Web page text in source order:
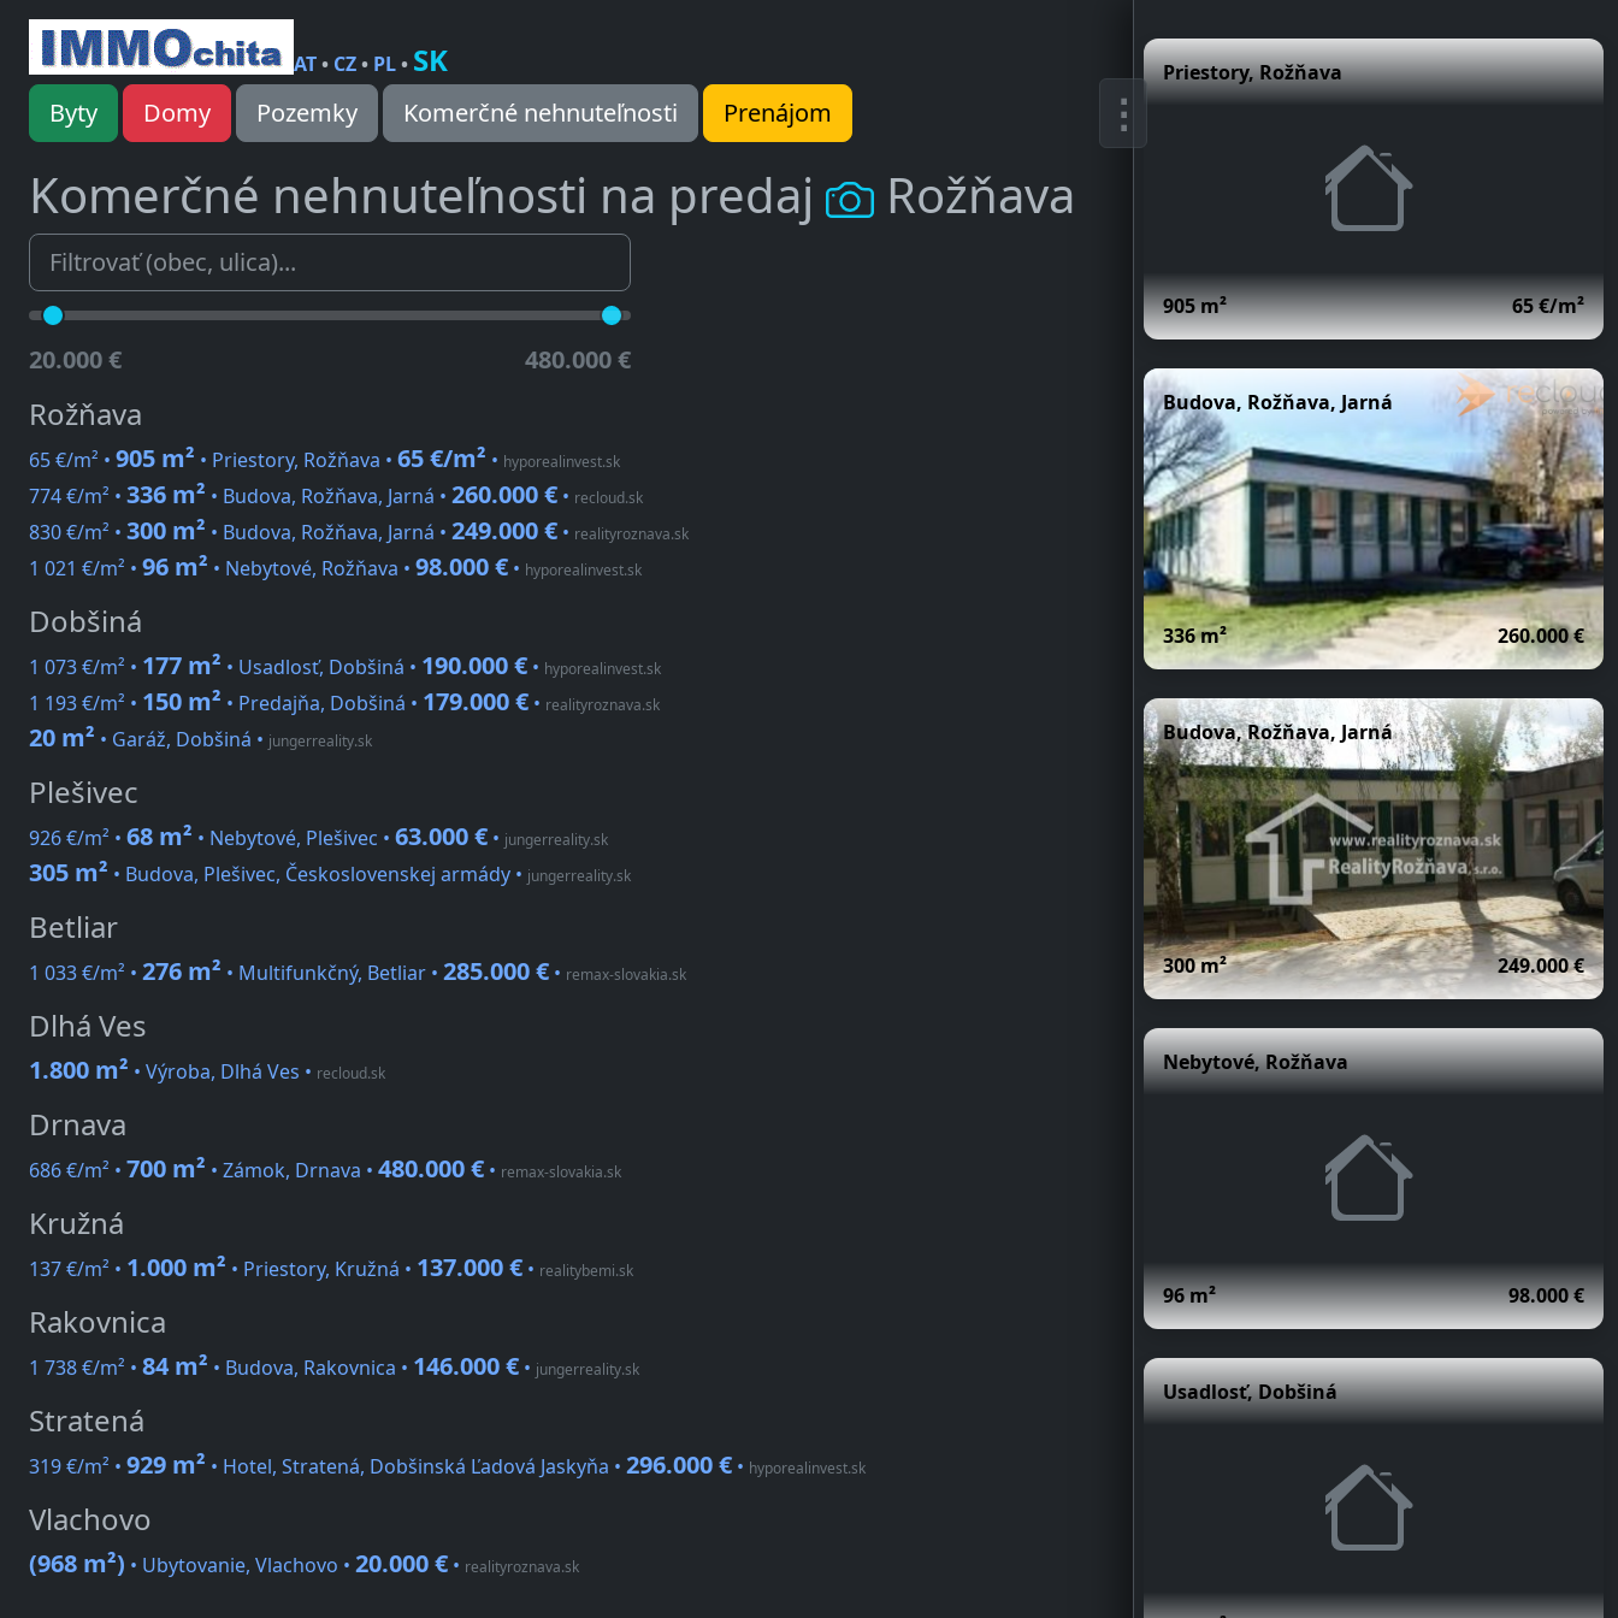
AT• CZ• PL• SK
Byty Domy Pozemky Komerčné nehnuteľnosti Prenájom
Komerčné nehnuteľnosti na predaj Rožňava
20.000 € 480.000 €
Rožňava
65 €/m² • 905 m² • Priestory, Rožňava • 65 €/m² • hyporealinvest.sk
774 €/m² • 336 m² • Budova, Rožňava, Jarná • 260.000 € • recloud.sk
830 €/m² • 300 m² • Budova, Rožňava, Jarná • 249.000 € • realityroznava.sk
1 021 €/m² • 96 m² • Nebytové, Rožňava • 98.000 € • hyporealinvest.sk
Dobšiná
1 073 €/m² • 177 m² • Usadlosť, Dobšiná • 190.000 € • hyporealinvest.sk
1 193 €/m² • 150 m² • Predajňa, Dobšiná • 179.000 € • realityroznava.sk
20 m² • Garáž, Dobšiná • jungerreality.sk
Plešivec
926 €/m² • 68 m² • Nebytové, Plešivec • 63.000 € • jungerreality.sk
305 m² • Budova, Plešivec, Československej armády • jungerreality.sk
Betliar
1 033 €/m² • 276 m² • Multifunkčný, Betliar • 285.000 € • remax-slovakia.sk
Dlhá Ves
1.800 m² • Výroba, Dlhá Ves • recloud.sk
Drnava
686 €/m² • 700 m² • Zámok, Drnava • 480.000 € • remax-slovakia.sk
Kružná
137 €/m² • 1.000 m² • Priestory, Kružná • 137.000 € • realitybemi.sk
Rakovnica
1 738 €/m² • 84 m² • Budova, Rakovnica • 146.000 € • jungerreality.sk
Stratená
319 €/m² • 929 m² • Hotel, Stratená, Dobšinská Ľadová Jaskyňa • 296.000 € • hyporealinvest.sk
Vlachovo
(968 m²) • Ubytovanie, Vlachovo • 20.000 € • realityroznava.sk